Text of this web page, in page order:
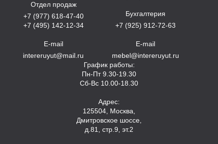
Отдел продаж
+7 (977) 618-47-40
+7 (495) 142-12-34
E-mail
intereruyut@mail.ru
Бухгалтерия
+7 (925) 912-72-63
E-mail
mebel@intereruyut.ru
График работы:
Пн-Пт 9.30-19.30
Сб-Вс 10.00-18.30
Адрес:
125504, Москва,
Дмитровское шоссе,
д.81, стр.9, эт.2